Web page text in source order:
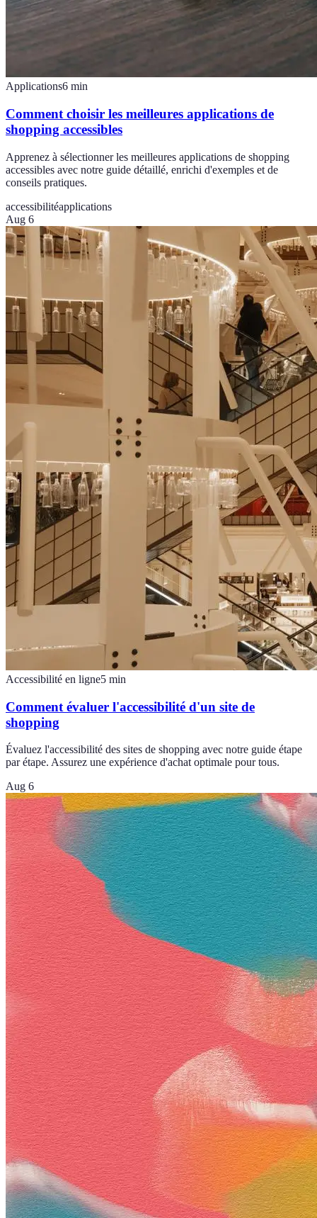
Applications6 min
Comment choisir les meilleures applications de
shopping accessibles
Apprenez à sélectionner les meilleures applications de shopping
accessibles avec notre guide détaillé, enrichi d'exemples et de
conseils pratiques.
accessibilitéapplications
Aug 6
Accessibilité en ligne5 min
Comment évaluer l'accessibilité d'un site de
shopping
Évaluez l'accessibilité des sites de shopping avec notre guide étape
par étape. Assurez une expérience d'achat optimale pour tous.
Aug 6